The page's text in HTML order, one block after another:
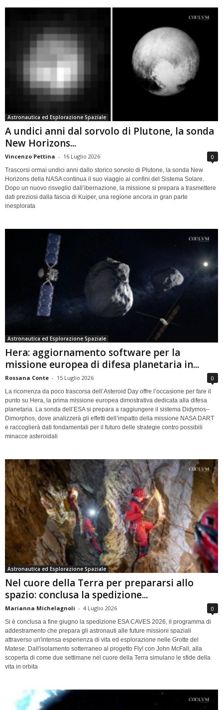
Astronautica ed Esplorazione Spaziale
A undici anni dal sorvolo di Plutone, la sonda
New Horizons...
Vincenzo Pettina - 16 Luglio 2026 0
Trascorsi ormai undici anni dallo storico sorvolo di Plutone, la sonda New
Horizons della NASA continua il suo viaggio ai confini del Sistema Solare.
Dopo un nuovo risveglio dall’ibernazione, la missione si prepara a trasmettere
dati preziosi dalla fascia di Kuiper, una regione ancora in gran parte
inesplorata
Astronautica ed Esplorazione Spaziale
Hera: aggiornamento software per la
missione europea di difesa planetaria in...
Rossana Conte - 15 Luglio 2026 0
La ricorrenza da poco trascorsa dell’Asteroid Day offre l’occasione per fare il
punto su Hera, la prima missione europea dimostrativa dedicata alla difesa
planetaria. La sonda dell’ESA si prepara a raggiungere il sistema Didymos–
Dimorphos, dove analizzerà gli effetti dell’impatto della missione NASA DART
e raccoglierà dati fondamentali per il futuro delle strategie contro possibili
minacce asteroidali
Astronautica ed Esplorazione Spaziale
Nel cuore della Terra per prepararsi allo
spazio: conclusa la spedizione...
Marianna Michelagnoli - 4 Luglio 2026 0
Si è conclusa a fine giugno la spedizione ESA CAVES 2026, il programma di
addestramento che prepara gli astronauti alle future missioni spaziali
attraverso un'intensa esperienza di vita ed esplorazione nelle Grotte del
Matese. Dall'isolamento sotterraneo al progetto Fly! con John McFall, alla
scoperta di come due settimane nel cuore della Terra simulano le sfide della
vita in orbita